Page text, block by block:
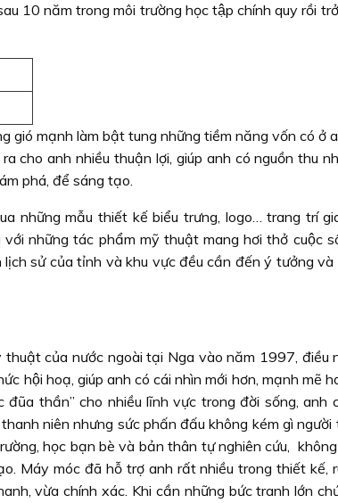
10 năm trong môi trường học tập chính quy rồi
gió mạnh làm bật tung những tiềm năng vốn có ở
cho anh nhiều thuận lợi, giúp anh có nguồn thu
phá, để sáng tạo.
những mẫu thiết kế biểu trưng, logo… trang trí
những tác phẩm mỹ thuật mang hơi thở cuộc
sử của tỉnh và khu vực đều cần đến ý tưởng
của nước ngoài tại Nga vào năm 1997, điều
hội hoạ, giúp anh có cái nhìn mới hơn, mạnh mẽ
thần” cho nhiều lĩnh vực trong đời sống, anh
niên nhưng sức phấn đấu không kém gì người
học bạn bè và bản thân tự nghiên cứu,
Máy móc đã hỗ trợ anh rất nhiều trong thiết kế,
vừa chính xác. Khi cần những bức tranh lớn